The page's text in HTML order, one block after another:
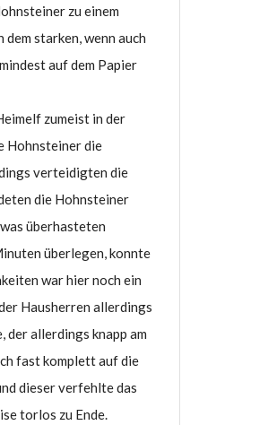
zu einem
starken, wenn auch
auf dem Papier
zumeist in der
Hohnsteiner die
verteidigten die
die Hohnsteiner
überhasteten
überlegen, konnte
war hier noch ein
Hausherren allerdings
allerdings knapp am
fast komplett auf die
dieser verfehlte das
torlos zu Ende.